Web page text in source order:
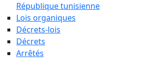
République tunisienne
Lois organiques
Décrets-lois
Décrets
Arrêtés